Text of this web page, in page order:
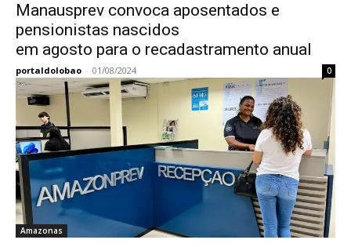
Manausprev convoca aposentados e
pensionistas nascidos
em agosto para o recadastramento anual
portaldolobao - 01/08/2024 0
Amazonas